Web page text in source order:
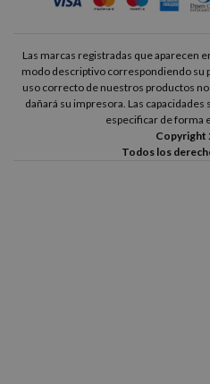
Las marcas registradas que aparecen
modo descriptivo correspondiendo su
uso correcto de nuestros productos
dañará su impresora. Las
especificar de forma
Copyright
Todos los